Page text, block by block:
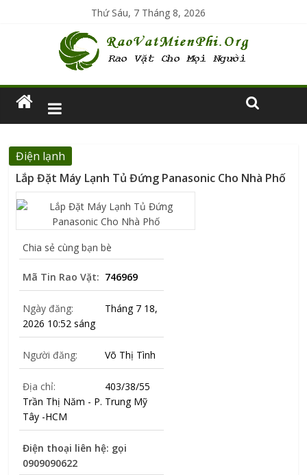
Thứ Sáu, 7 Tháng 8, 2026
Điện lạnh
Lắp Đặt Máy Lạnh Tủ Đứng Panasonic Cho Nhà Phố
Chia sẻ cùng bạn bè
Mã Tin Rao Vặt: 746969
Ngày đăng:
Tháng 7 18,
2026 10:52 sáng
Người đăng: Võ Thị Tình
Địa chỉ:
403/38/55
Trần Thị Năm - P. Trung Mỹ
Tây -HCM
Điện thoại liên hệ: gọi
0909090622